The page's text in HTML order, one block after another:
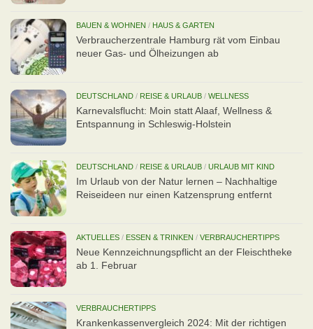
BAUEN & WOHNEN / HAUS & GARTEN
Verbraucherzentrale Hamburg rät vom Einbau
neuer Gas- und Ölheizungen ab
DEUTSCHLAND / REISE & URLAUB / WELLNESS
Karnevalsflucht: Moin statt Alaaf, Wellness &
Entspannung in Schleswig-Holstein
DEUTSCHLAND / REISE & URLAUB / URLAUB MIT KIND
Im Urlaub von der Natur lernen – Nachhaltige
Reiseideen nur einen Katzensprung entfernt
AKTUELLES / ESSEN & TRINKEN / VERBRAUCHERTIPPS
Neue Kennzeichnungspflicht an der Fleischtheke
ab 1. Februar
VERBRAUCHERTIPPS
Kran­ken­kas­senvergleich 2024: Mit der richtigen